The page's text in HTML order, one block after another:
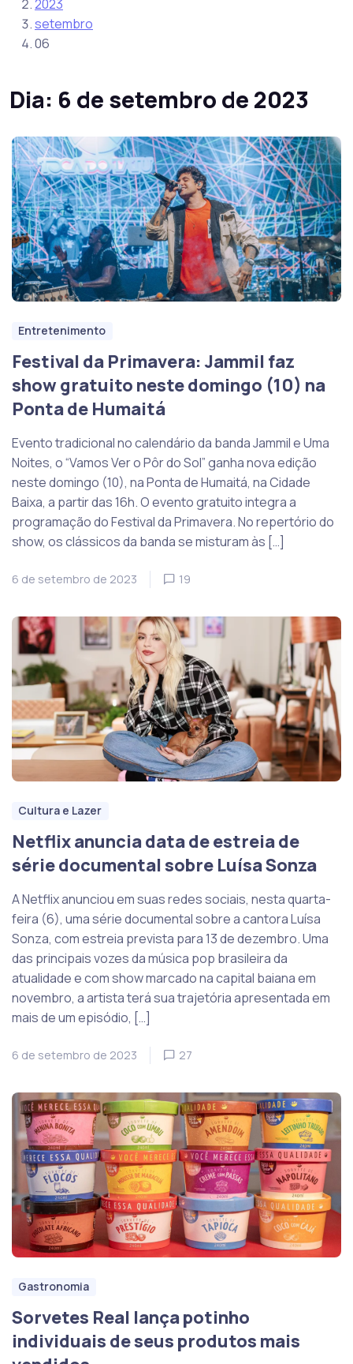
2023
setembro
06
Dia: 6 de setembro de 2023
Entretenimento
Festival da Primavera: Jammil faz
show gratuito neste domingo (10) na
Ponta de Humaitá
Evento tradicional no calendário da banda Jammil e Uma
Noites, o “Vamos Ver o Pôr do Sol” ganha nova edição
neste domingo (10), na Ponta de Humaitá, na Cidade
Baixa, a partir das 16h. O evento gratuito integra a
programação do Festival da Primavera. No repertório do
show, os clássicos da banda se misturam às […]
6 de setembro de 2023 19
Cultura e Lazer
Netflix anuncia data de estreia de
série documental sobre Luísa Sonza
A Netflix anunciou em suas redes sociais, nesta quarta-
feira (6), uma série documental sobre a cantora Luísa
Sonza, com estreia prevista para 13 de dezembro. Uma
das principais vozes da música pop brasileira da
atualidade e com show marcado na capital baiana em
novembro, a artista terá sua trajetória apresentada em
mais de um episódio, […]
6 de setembro de 2023 27
Gastronomia
Sorvetes Real lança potinho
individuais de seus produtos mais